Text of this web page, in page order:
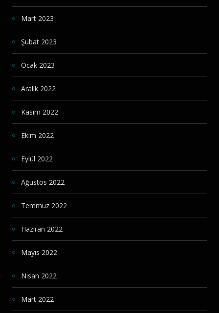
Mart 2023
Şubat 2023
Ocak 2023
Aralık 2022
Kasım 2022
Ekim 2022
Eylül 2022
Ağustos 2022
Temmuz 2022
Haziran 2022
Mayıs 2022
Nisan 2022
Mart 2022